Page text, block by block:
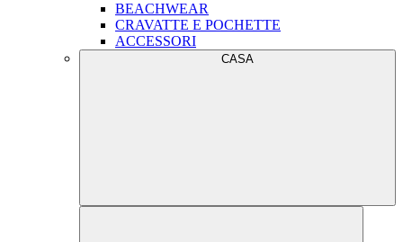
BEACHWEAR
CRAVATTE E POCHETTE
ACCESSORI
CASA